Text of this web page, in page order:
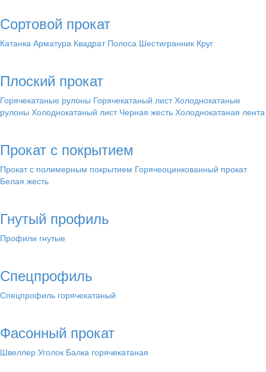
Сортовой прокат
Катанка Арматура Квадрат Полоса Шестигранник Круг
Плоский прокат
Горячекатаные рулоны Горячекатаный лист Холоднокатаные
рулоны Холоднокатаный лист Черная жесть Холоднокатаная лента
Прокат с покрытием
Прокат с полимерным покрытием Горячеоцинкованный прокат
Белая жесть
Гнутый профиль
Профили гнутые
Спецпрофиль
Спецпрофиль горячекатаный
Фасонный прокат
Швеллер Уголок Балка горячекатаная